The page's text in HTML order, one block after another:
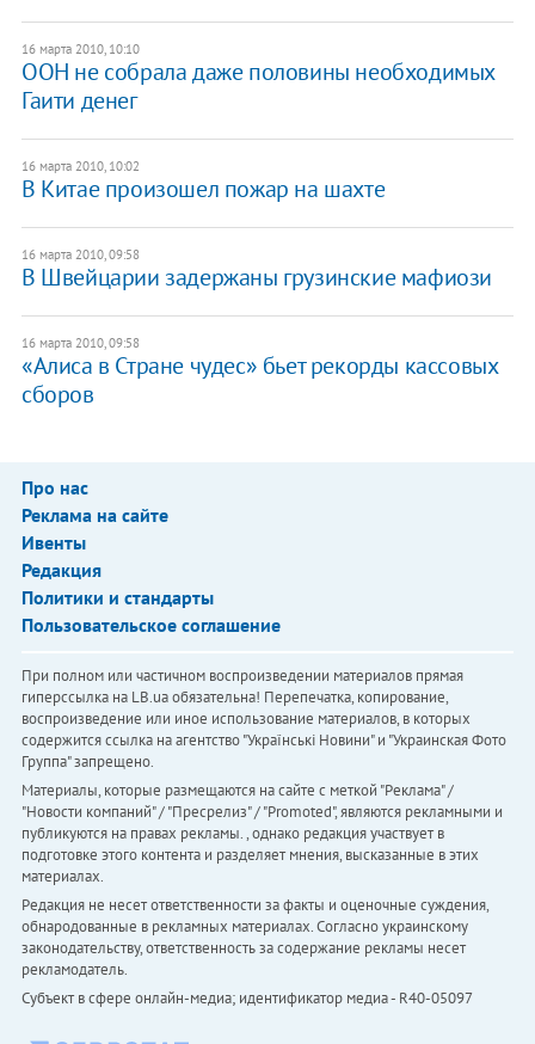
16 марта 2010, 10:10
ООН не собрала даже половины необходимых
Гаити денег
16 марта 2010, 10:02
В Китае произошел пожар на шахте
16 марта 2010, 09:58
В Швейцарии задержаны грузинские мафиози
16 марта 2010, 09:58
«Алиса в Стране чудес» бьет рекорды кассовых
сборов
Про нас
Реклама на сайте
Ивенты
Редакция
Политики и стандарты
Пользовательское соглашение
При полном или частичном воспроизведении материалов прямая
гиперссылка на LB.ua обязательна! Перепечатка, копирование,
воспроизведение или иное использование материалов, в которых
содержится ссылка на агентство "Українськi Новини" и "Украинская Фото
Группа" запрещено.
Материалы, которые размещаются на сайте с меткой "Реклама" /
"Новости компаний" / "Пресрелиз" / "Promoted", являются рекламными и
публикуются на правах рекламы. , однако редакция участвует в
подготовке этого контента и разделяет мнения, высказанные в этих
материалах.
Редакция не несет ответственности за факты и оценочные суждения,
обнародованные в рекламных материалах. Согласно украинскому
законодательству, ответственность за содержание рекламы несет
рекламодатель.
Субъект в сфере онлайн-медиа; идентификатор медиа - R40-05097